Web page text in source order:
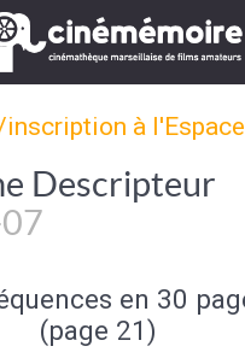
inscription à
Descripteur
en 30
(page 21)